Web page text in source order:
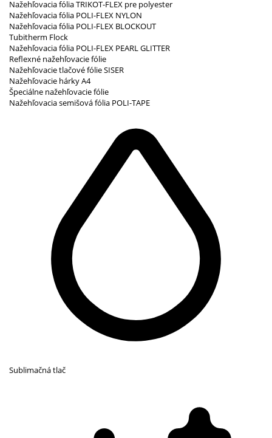
Nažehľovacia fólia TRIKOT-FLEX pre polyester
Nažehľovacia fólia POLI-FLEX NYLON
Nažehľovacia fólia POLI-FLEX BLOCKOUT
Tubitherm Flock
Nažehľovacia fólia POLI-FLEX PEARL GLITTER
Reflexné nažehľovacie fólie
Nažehľovacie tlačové fólie SISER
Nažehľovacie hárky A4
Špeciálne nažehľovacie fólie
Nažehľovacia semišová fólia POLI-TAPE
Sublimačná tlač